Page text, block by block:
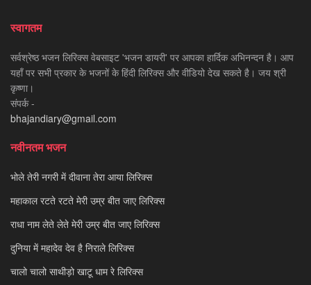
स्वागतम
सर्वश्रेष्ठ भजन लिरिक्स वेबसाइट 'भजन डायरी' पर आपका हार्दिक अभिनन्दन है। आप
यहाँ पर सभी प्रकार के भजनों के हिंदी लिरिक्स और वीडियो देख सकते है। जय श्री
कृष्णा।
संपर्क -
bhajandiary@gmail.com
नवीनतम भजन
भोले तेरी नगरी में दीवाना तेरा आया लिरिक्स
महाकाल रटते रटते मेरी उम्र बीत जाए लिरिक्स
राधा नाम लेते लेते मेरी उम्र बीत जाए लिरिक्स
दुनिया में महादेव देव है निराले लिरिक्स
चालो चालो साथीड़ो खाटू धाम रे लिरिक्स